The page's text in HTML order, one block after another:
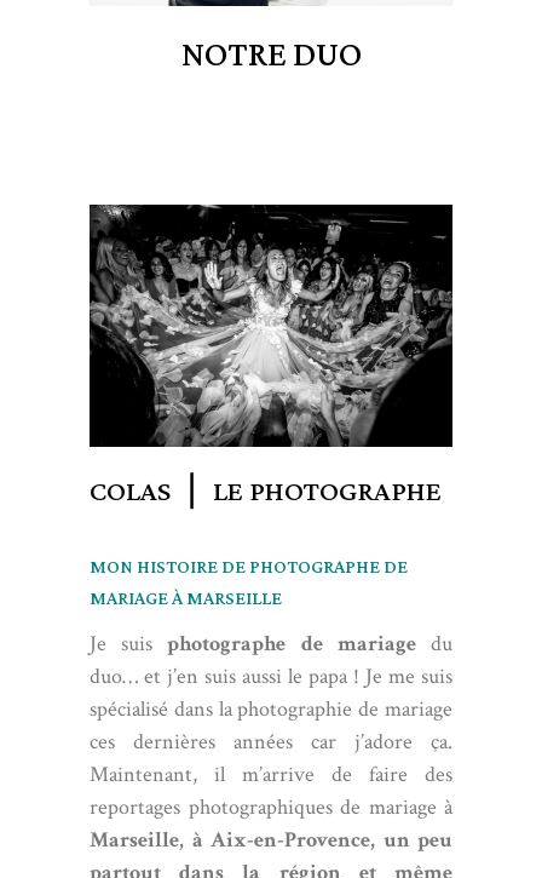
NOTRE DUO
COLAS ❘ LE PHOTOGRAPHE
MON HISTOIRE DE PHOTOGRAPHE DE
MARIAGE À MARSEILLE
Je suisphotographe de mariagedu
duo… et j’en suis aussi le papa ! Je me suis
spécialisé dans la photographie de mariage
ces dernières années car j’adore ça.
Maintenant, il m’arrive de faire des
reportages photographiques de mariage à
Marseille, à Aix-en-Provence, un peu
partout dans la région et même